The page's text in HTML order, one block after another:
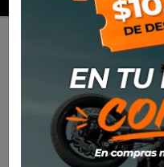
Productos
Guante Leatt